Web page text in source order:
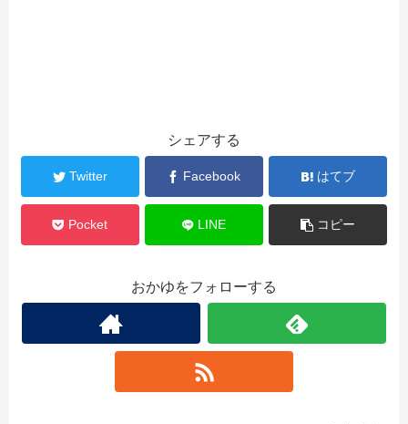
シェアする
Twitter Facebook はてブ
Pocket LINE コピー
おかゆをフォローする